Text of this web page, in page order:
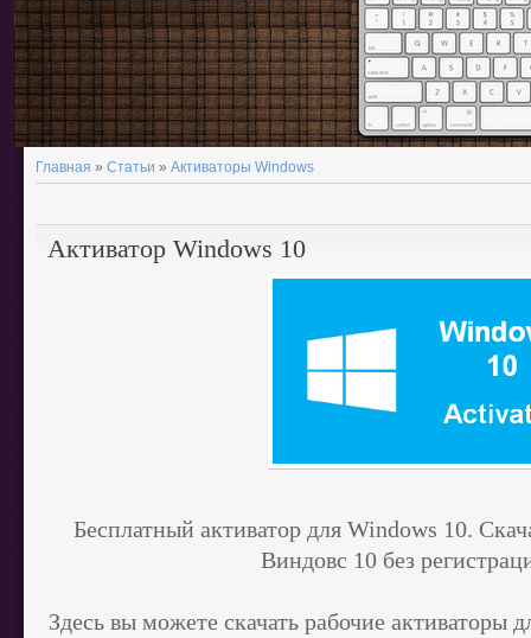
Главная » Статьи » Активаторы Windows
Активатор Windows 10
Бесплатный активатор для Windows 10.
Виндовс 10 без
Здесь вы можете скачать рабочие активаторы